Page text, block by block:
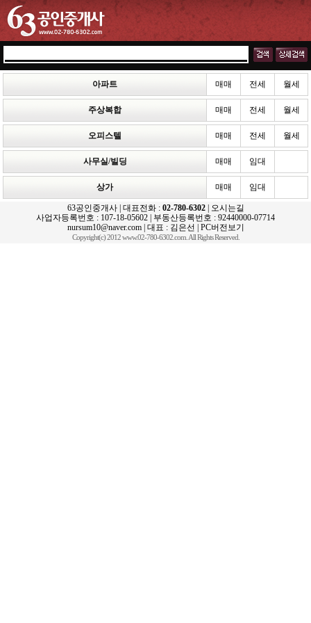
아파트 매매 전세 월세
주상복합 매매 전세 월세
오피스텔 매매 전세 월세
사무실/빌딩 매매 임대
상가 매매 임대
63공인중개사 | 대표전화 : 02-780-6302|
오시는길
사업자등록번호 : 107-18-05602 | 부동산등록번호 : 92440000-07714
nursum10@naver.com | 대표 : 김은선 | PC버전보기
Copyright(c) 2012 www.02-780-6302.com. All Rights Reserved.